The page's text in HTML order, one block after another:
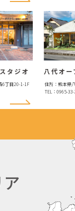
タジオ
6丁目20-1-1F
八代オー
住所：熊本県
TEL：0965-